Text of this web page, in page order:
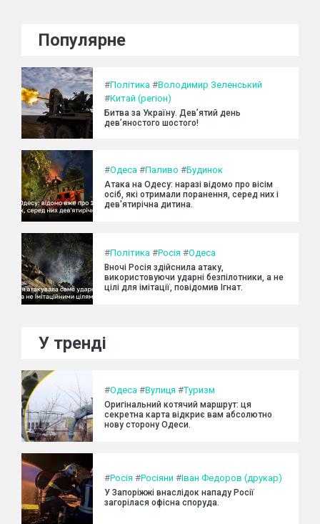
Популярне
#Політика #Володимир Зеленський
#Китай (регіон)
Битва за Україну. Дев’ятий день
дев’яностого шостого!
#Одеса #Паливо #Будинок
Атака на Одесу: наразі відомо про вісім
осіб, які отримали поранення, серед них і
дев'ятирічна дитина.
#Політика #Росія #Одеса
Вночі Росія здійснила атаку,
використовуючи ударні безпілотники, а не
цілі для імітації, повідомив Ігнат.
У тренді
#Одеса #Вулиця #Туризм
Оригінальний котячий маршрут: ця
секретна карта відкриє вам абсолютно
нову сторону Одеси.
#Росія #Росіяни #Іван Федоров (друкар)
У Запоріжжі внаслідок нападу Росії
загорілася офісна споруда.